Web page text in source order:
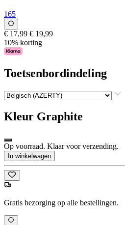
165
€ 17,99 € 19,99
10% korting
Toetsenbordindeling
Kleur Graphite
Op voorraad. Klaar voor verzending.
In winkelwagen
Gratis bezorging op alle bestellingen.